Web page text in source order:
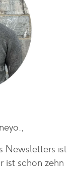
Newsletters ist
ist schon zehn